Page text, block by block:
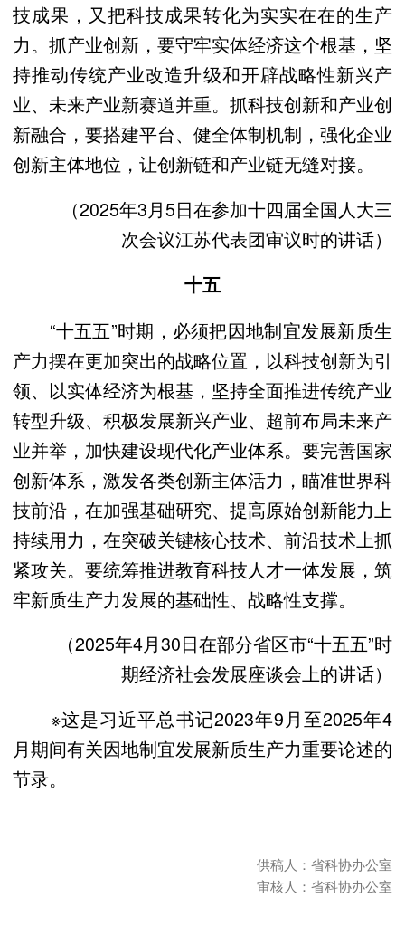
技成果，又把科技成果转化为实实在在的生产
力。抓产业创新，要守牢实体经济这个根基，坚
持推动传统产业改造升级和开辟战略性新兴产
业、未来产业新赛道并重。抓科技创新和产业创
新融合，要搭建平台、健全体制机制，强化企业
创新主体地位，让创新链和产业链无缝对接。
（2025年3月5日在参加十四届全国人大三
次会议江苏代表团审议时的讲话）
十五
“十五五”时期，必须把因地制宜发展新质生
产力摆在更加突出的战略位置，以科技创新为引
领、以实体经济为根基，坚持全面推进传统产业
转型升级、积极发展新兴产业、超前布局未来产
业并举，加快建设现代化产业体系。要完善国家
创新体系，激发各类创新主体活力，瞄准世界科
技前沿，在加强基础研究、提高原始创新能力上
持续用力，在突破关键核心技术、前沿技术上抓
紧攻关。要统筹推进教育科技人才一体发展，筑
牢新质生产力发展的基础性、战略性支撑。
（2025年4月30日在部分省区市“十五五”时
期经济社会发展座谈会上的讲话）
※这是习近平总书记2023年9月至2025年4
月期间有关因地制宜发展新质生产力重要论述的
节录。
供稿人：省科协办公室
审核人：省科协办公室